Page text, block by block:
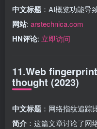
中文标题 ：AI概览功能导
网站: arstechnica.com
HN评论: 立即访问
11.Web
thought (2023)
中文标题 ：网络指纹追踪
简介 ：这篇文章讨论了